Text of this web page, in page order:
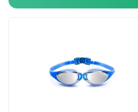
Anti lentille de
Anti lunettes de